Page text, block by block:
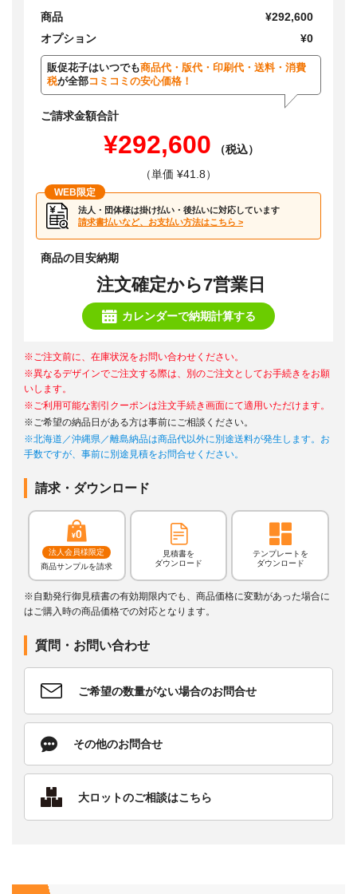
商品
¥292,600
オプション
¥0
販促花子はいつでも商品代・版代・印刷代・送料・消費
税が全部コミコミの安心価格！
ご請求金額合計
¥292,600
（税込）
（単価 ¥41.8）
WEB限定
法人・団体様は掛け払い・後払いに対応しています
請求書払いなど、お支払い方法はこちら >
商品の目安納期
注文確定から7営業日
カレンダーで納期計算する
※ご注文前に、在庫状況をお問い合わせください。
※異なるデザインでご注文する際は、別のご注文としてお手続きをお願
いします。
※ご利用可能な割引クーポンは注文手続き画面にて適用いただけます。
※ご希望の納品日がある方は事前にご相談ください。
※北海道／沖縄県／離島納品は商品代以外に別途送料が発生します。お
手数ですが、事前に別途見積をお問合せください。
請求・ダウンロード
法人会員様限定
商品サンプルを請求
見積書を
ダウンロード
テンプレートを
ダウンロード
※自動発行御見積書の有効期限内でも、商品価格に変動があった場合に
はご購入時の商品価格での対応となります。
質問・お問い合わせ
ご希望の数量がない場合のお問合せ
その他のお問合せ
大ロットのご相談はこちら